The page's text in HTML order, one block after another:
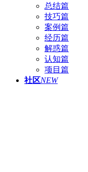
总结篇
技巧篇
案例篇
经历篇
解惑篇
认知篇
项目篇
社区NEW